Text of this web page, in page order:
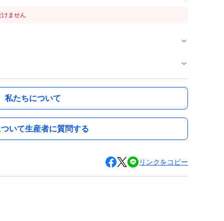
けません
私たちについて
いて生産者に質問する
リンクをコピー